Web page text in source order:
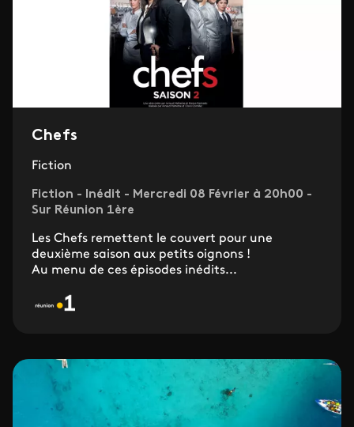
Chefs
Fiction
Fiction - Inédit - Mercredi 08 Février à 20h00 -
Sur Réunion 1ère
Les Chefs remettent le couvert pour une
deuxième saison aux petits oignons !
Au menu de ces épisodes inédits...